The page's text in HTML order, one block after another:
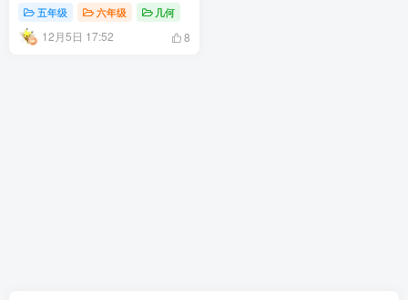
五年级 六年级 几何
12月5日 17:52 8